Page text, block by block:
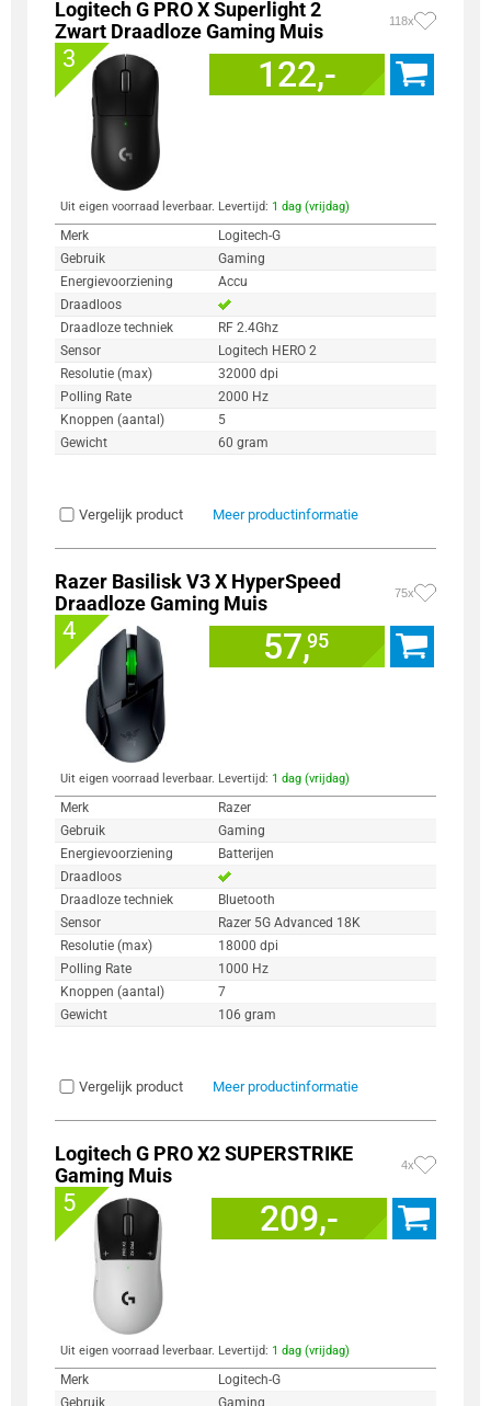
Logitech G PRO X Superlight 2
Zwart Draadloze Gaming Muis
118x
3 122,-
Uit eigen voorraad leverbaar. Levertijd: 1 dag (vrijdag)
Merk
Logitech-G
Gebruik
Gaming
Energievoorziening
Accu
Draadloos
Draadloze techniek
RF 2.4Ghz
Sensor
Logitech HERO 2
Resolutie (max)
32000 dpi
Polling Rate
2000 Hz
Knoppen (aantal)
5
Gewicht
60 gram
Vergelijk product Meer productinformatie
Razer Basilisk V3 X HyperSpeed
Draadloze Gaming Muis
75x
4 57,95
Uit eigen voorraad leverbaar. Levertijd: 1 dag (vrijdag)
Merk
Razer
Gebruik
Gaming
Energievoorziening
Batterijen
Draadloos
Draadloze techniek
Bluetooth
Sensor
Razer 5G Advanced 18K
Resolutie (max)
18000 dpi
Polling Rate
1000 Hz
Knoppen (aantal)
7
Gewicht
106 gram
Vergelijk product Meer productinformatie
Logitech G PRO X2 SUPERSTRIKE
Gaming Muis
4x
5 209,-
Uit eigen voorraad leverbaar. Levertijd: 1 dag (vrijdag)
Merk
Logitech-G
Gebruik
Gaming